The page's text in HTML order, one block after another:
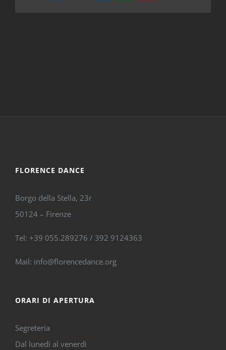
FLORENCE DANCE
Borgo della Stella, 23r
50124 – Firenze
Tel: +39 055.289276 / 392 9124363
Mail: info@florencedance.org
ORARI DI APERTURA
Segreteria
Dal lunedì al venerdì